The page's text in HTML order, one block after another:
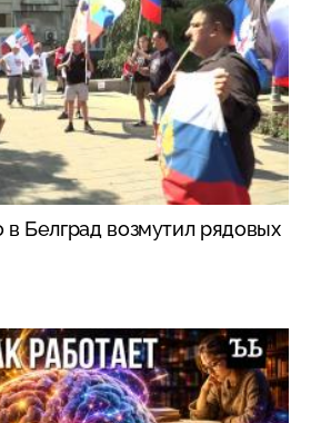
в Белград возмутил рядовых